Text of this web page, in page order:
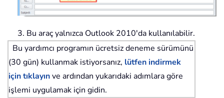
3. Bu araç yalnızca Outlook 2010'da kullanılabilir.
Bu yardımcı programın ücretsiz deneme sürümünü
(30 gün) kullanmak istiyorsanız, lütfen indirmek
için tıklayınve ardından yukarıdaki adımlara göre
işlemi uygulamak için gidin.